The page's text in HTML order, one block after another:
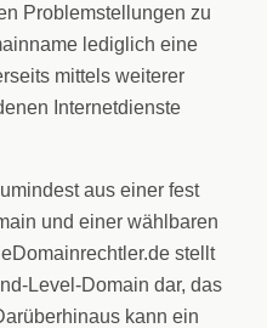
Problemstellungen zu
lediglich eine
mittels weiterer
Internetdienste
aus einer fest
und einer wählbaren
stellt
Level-Domain dar, das
kann ein